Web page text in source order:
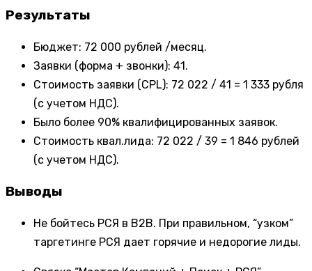
Результаты
Бюджет: 72 000 рублей /месяц.
Заявки (форма + звонки): 41.
Стоимость заявки (CPL): 72 022 / 41 = 1 333 рубля
(с учетом НДС).
Было более 90% квалифицированных заявок.
Стоимость квал.лида: 72 022 / 39 = 1 846 рублей
(с учетом НДС).
Выводы
Не бойтесь РСЯ в B2B. При правильном, “узком”
таргетинге РСЯ дает горячие и недорогие лиды.